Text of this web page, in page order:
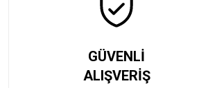
GÜVENLİ
ALIŞVERİŞ